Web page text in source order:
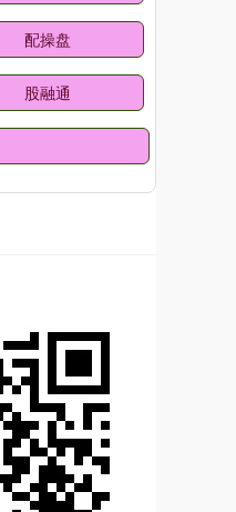
配操盘
股融通